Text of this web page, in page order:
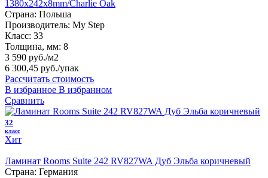
1380х242х8mm/Charlie Oak
Страна: Польша
Производитель: My Step
Класс: 33
Толщина, мм: 8
3 590 руб./м2
6 300,45 руб./упак
Рассчитать стоимость
В избранное В избранном
Сравнить
32
класс
Хит
Ламинат Rooms Suite 242 RV827WA Дуб Эльба коричневый
Страна: Германия